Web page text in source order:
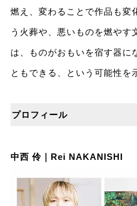
燃え、変わることで作品も変
う火葬や、悪いものを燃やす
は、ものがおもいを宿す器に
ともできる、という可能性を
プロフィール
中西 伶｜Rei NAKANISHI